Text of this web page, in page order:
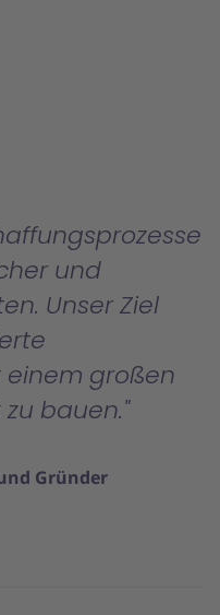
und
Unser Ziel
großen
bauen.
Gründer